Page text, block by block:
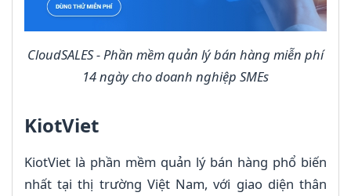
CloudSALES - Phần mềm quản lý bán hàng miễn phí
14 ngày cho doanh nghiệp SMEs
KiotViet
KiotViet là phần mềm quản lý bán hàng phổ biến
nhất tại thị trường Việt Nam, với giao diện thân